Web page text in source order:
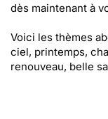
dès maintenant à
Voici les thèmes
ciel, printemps,
renouveau, belle